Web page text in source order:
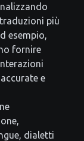
più
esempio,
fornire
e
dialetti